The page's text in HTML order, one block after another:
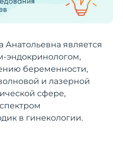
является
эндокринологом,
беременности,
и лазерной
сфере,
в гинекологии.